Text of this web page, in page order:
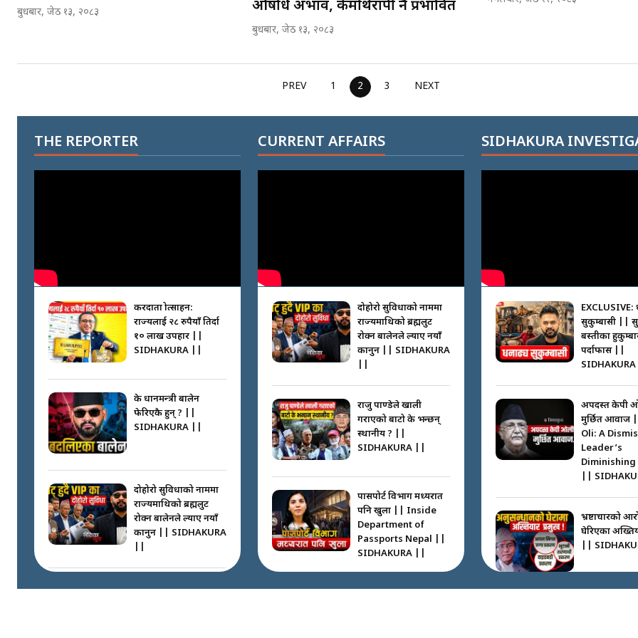
बुधबार, जेठ १३, २०८३
औषधि अभाव, केमोथेरापी नै प्रभावित
बुधबार, जेठ १३, २०८३
PREV 1 2 3 NEXT
THE REPORTER
करदाता प्रोत्साहन:
राज्यलाई २८ रुपैयाँ तिर्दा
१० लाख उपहार ||
SIDHAKURA ||
के प्रधानमन्त्री बालेन
फेरिएकै हुन् ? ||
SIDHAKURA ||
दोहोरो सुविधाको नाममा
राज्यमाथिको ब्रह्मलुट
रोक्न बालेनले ल्याए नयाँ
कानुन || SIDHAKURA
निम्सदाइसँगै अस्ताएका
CURRENT AFFAIRS
दोहोरो सुविधाको नाममा
राज्यमाथिको ब्रह्मलुट
रोक्न बालेनले ल्याए नयाँ
कानुन || SIDHAKURA
राजु पाण्डेले खाली
गराएको बाटो के भन्छन्
स्थानीय ? ||
SIDHAKURA ||
पासपोर्ट विभाग मध्यरात
पनि खुला || Inside
Department of
Passports Nepal ||
SIDHAKURA ||
SIDHAKURA
EXCLUSIVE:
सुकुम्बासी ||
बस्तीका
पर्दाफास ||
SIDHAKURA
अपदस्त केपी
मुर्छित आवाज
Oli: A
Leader’s
Diminishing
||
भ्रष्टाचारको
घेरिएका
||